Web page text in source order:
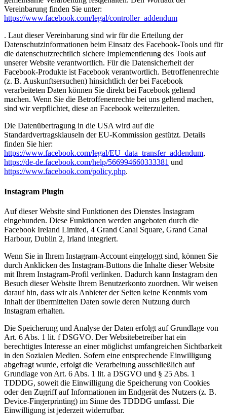
Vereinbarung finden Sie unter:
https://www.facebook.com/legal/controller_addendum
. Laut dieser Vereinbarung sind wir für die Erteilung der
Datenschutzinformationen beim Einsatz des Facebook-Tools und für
die datenschutzrechtlich sichere Implementierung des Tools auf
unserer Website verantwortlich. Für die Datensicherheit der
Facebook-Produkte ist Facebook verantwortlich. Betroffenenrechte
(z. B. Auskunftsersuchen) hinsichtlich der bei Facebook
verarbeiteten Daten können Sie direkt bei Facebook geltend
machen. Wenn Sie die Betroffenenrechte bei uns geltend machen,
sind wir verpflichtet, diese an Facebook weiterzuleiten.
Die Datenübertragung in die USA wird auf die
Standardvertragsklauseln der EU-Kommission gestützt. Details
finden Sie hier:
https://www.facebook.com/legal/EU_data_transfer_addendum,
https://de-de.facebook.com/help/566994660333381 und
https://www.facebook.com/policy.php.
Instagram Plugin
Auf dieser Website sind Funktionen des Dienstes Instagram
eingebunden. Diese Funktionen werden angeboten durch die
Facebook Ireland Limited, 4 Grand Canal Square, Grand Canal
Harbour, Dublin 2, Irland integriert.
Wenn Sie in Ihrem Instagram-Account eingeloggt sind, können Sie
durch Anklicken des Instagram-Buttons die Inhalte dieser Website
mit Ihrem Instagram-Profil verlinken. Dadurch kann Instagram den
Besuch dieser Website Ihrem Benutzerkonto zuordnen. Wir weisen
darauf hin, dass wir als Anbieter der Seiten keine Kenntnis vom
Inhalt der übermittelten Daten sowie deren Nutzung durch
Instagram erhalten.
Die Speicherung und Analyse der Daten erfolgt auf Grundlage von
Art. 6 Abs. 1 lit. f DSGVO. Der Websitebetreiber hat ein
berechtigtes Interesse an einer möglichst umfangreichen Sichtbarkeit
in den Sozialen Medien. Sofern eine entsprechende Einwilligung
abgefragt wurde, erfolgt die Verarbeitung ausschließlich auf
Grundlage von Art. 6 Abs. 1 lit. a DSGVO und § 25 Abs. 1
TDDDG, soweit die Einwilligung die Speicherung von Cookies
oder den Zugriff auf Informationen im Endgerät des Nutzers (z. B.
Device-Fingerprinting) im Sinne des TDDDG umfasst. Die
Einwilligung ist jederzeit widerrufbar.